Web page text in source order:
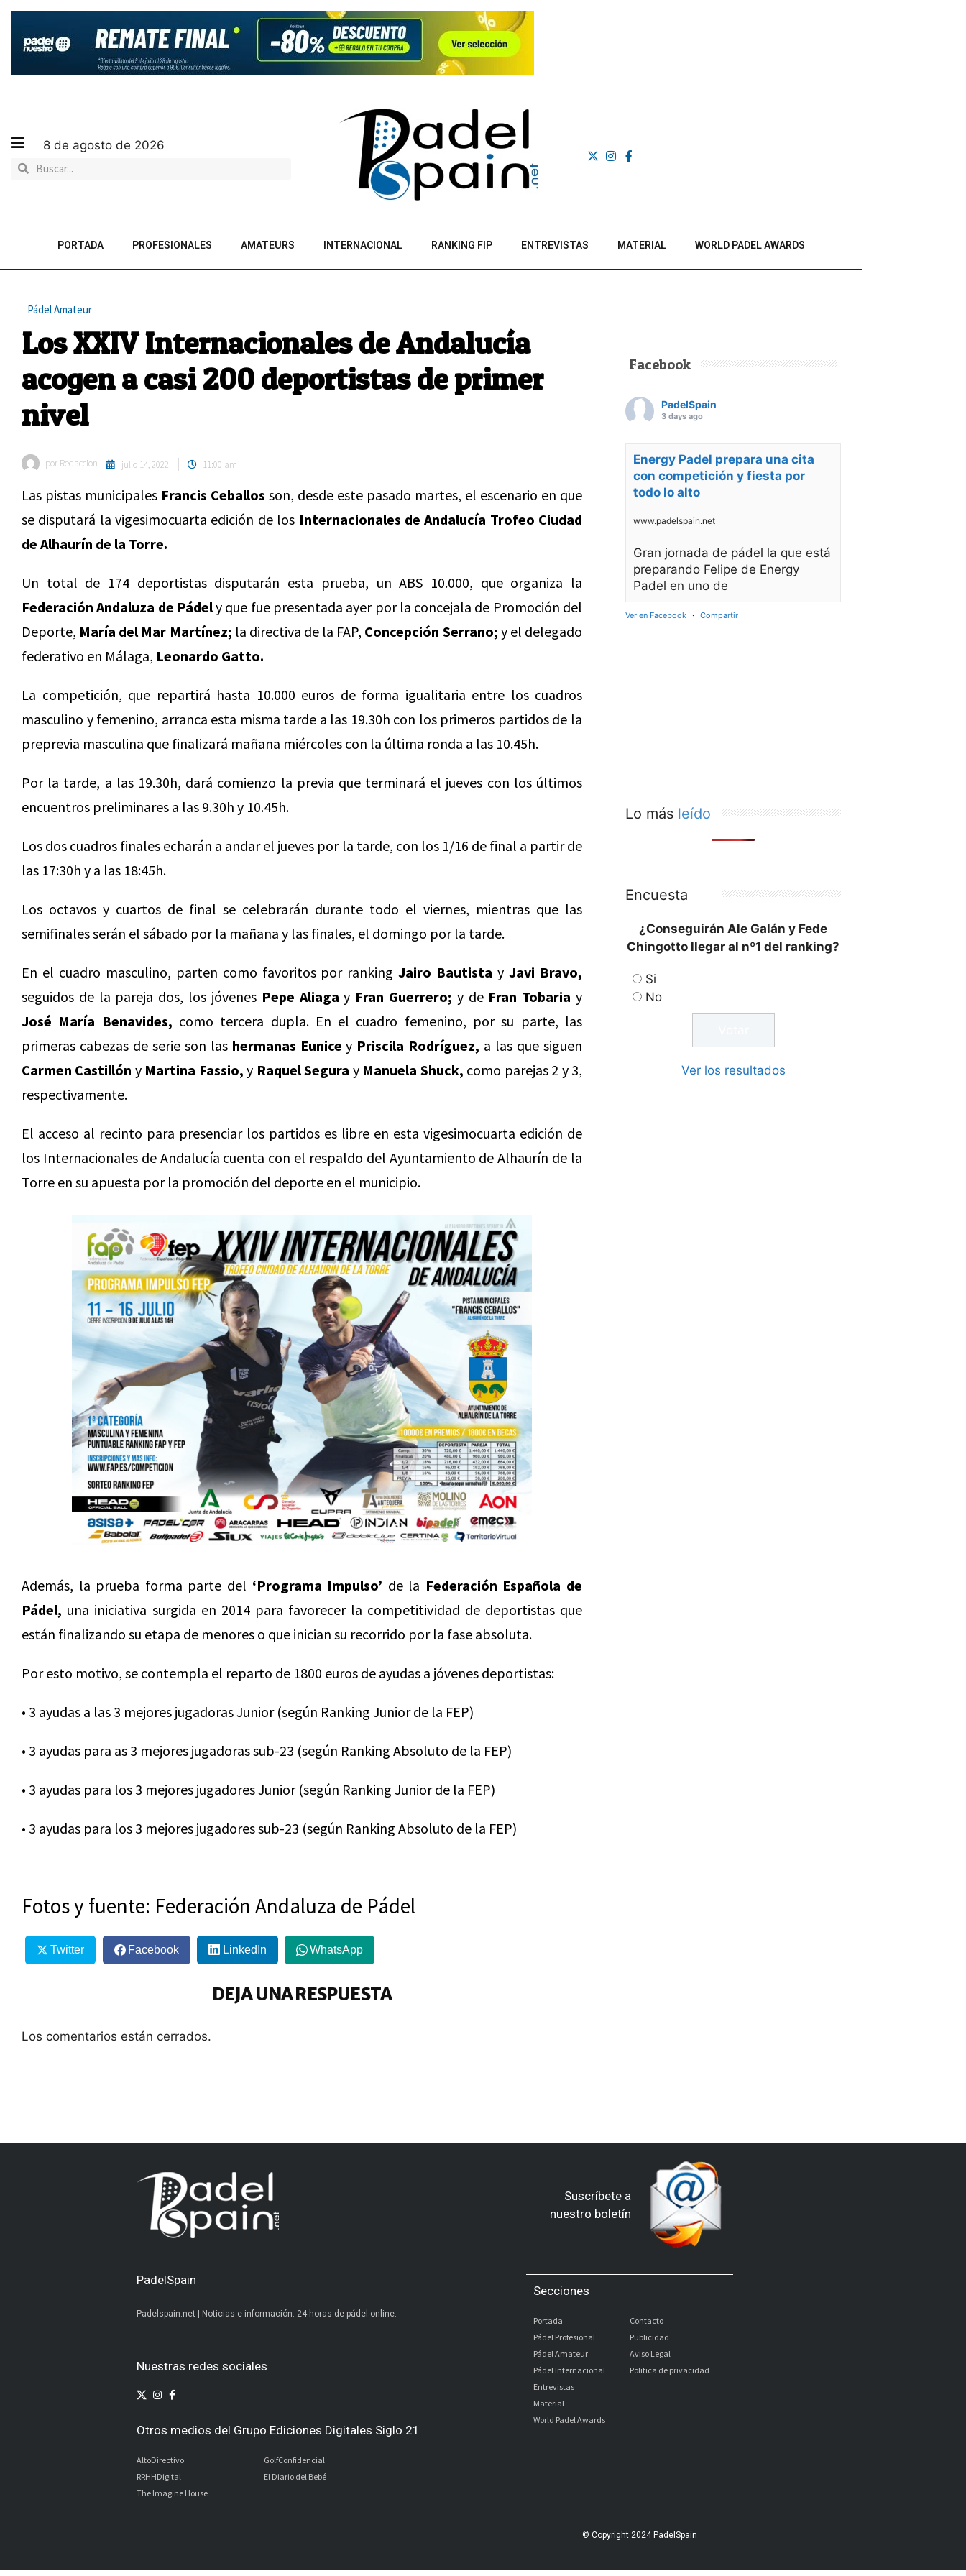
8 de agosto de 2026
PORTADA PROFESIONALES AMATEURS INTERNACIONAL RANKING FIP ENTREVISTAS MATERIAL WORLD PADEL AWARDS
Pádel Amateur
Los XXIV Internacionales de Andalucía
acogen a casi 200 deportistas de primer
nivel
por Redaccion julio 14, 2022 11:00 am
Las pistas municipales Francis Ceballos son, desde este pasado martes, el escenario en que
se disputará la vigesimocuarta edición de los Internacionales de Andalucía Trofeo Ciudad
de Alhaurín de la Torre.
Un total de 174 deportistas disputarán esta prueba, un ABS 10.000, que organiza la
Federación Andaluza de Pádely que fue presentada ayer por la concejala de Promoción del
Deporte, María del Mar Martínez; la directiva de la FAP, Concepción Serrano; y el delegado
federativo en Málaga, Leonardo Gatto.
La competición, que repartirá hasta 10.000 euros de forma igualitaria entre los cuadros
masculino y femenino, arranca esta misma tarde a las 19.30h con los primeros partidos de la
preprevia masculina que finalizará mañana miércoles con la última ronda a las 10.45h.
Por la tarde, a las 19.30h, dará comienzo la previa que terminará el jueves con los últimos
encuentros preliminares a las 9.30h y 10.45h.
Los dos cuadros finales echarán a andar el jueves por la tarde, con los 1/16 de final a partir de
las 17:30h y a las 18:45h.
Los octavos y cuartos de final se celebrarán durante todo el viernes, mientras que las
semifinales serán el sábado por la mañana y las finales, el domingo por la tarde.
En el cuadro masculino, parten como favoritos por rankingJairo Bautista yJavi Bravo,
seguidos de la pareja dos, los jóvenes Pepe Aliaga y Fran Guerrero; y de Fran Tobaria y
José María Benavides, como tercera dupla. En el cuadro femenino, por su parte, las
primeras cabezas de serie son las hermanas Eunice y Priscila Rodríguez, a las que siguen
Carmen Castillón y Martina Fassio, y Raquel Segura y Manuela Shuck, como parejas 2 y 3,
respectivamente.
El acceso al recinto para presenciar los partidos es libre en esta vigesimocuarta edición de
los Internacionales de Andalucía cuenta con el respaldo del Ayuntamiento de Alhaurín de la
Torre en su apuesta por la promoción del deporte en el municipio.
Además, la prueba forma parte del ‘Programa Impulso’ de la Federación Española de
Pádel, una iniciativa surgida en 2014 para favorecer la competitividad de deportistas que
están finalizando su etapa de menores o que inician su recorrido por la fase absoluta.
Por esto motivo, se contempla el reparto de 1800 euros de ayudas a jóvenes deportistas:
• 3 ayudas a las 3 mejores jugadoras Junior (según Ranking Junior de la FEP)
• 3 ayudas para as 3 mejores jugadoras sub-23 (según Ranking Absoluto de la FEP)
• 3 ayudas para los 3 mejores jugadores Junior (según Ranking Junior de la FEP)
• 3 ayudas para los 3 mejores jugadores sub-23 (según Ranking Absoluto de la FEP)
Fotos y fuente: Federación Andaluza de Pádel
Twitter Facebook LinkedIn WhatsApp
DEJA UNA RESPUESTA
Los comentarios están cerrados.
Facebook
PadelSpain
3 days ago
Energy Padel prepara una cita
con competición y fiesta por
todo lo alto
www.padelspain.net
Gran jornada de pádel la que está
preparando Felipe de Energy
Padel en uno de
Ver en Facebook · Compartir
Lo más leído
Encuesta
¿Conseguirán Ale Galán y Fede
Chingotto llegar al nº1 del ranking?
Si
No
Ver los resultados
Suscríbete a
nuestro boletín
PadelSpain
Padelspain.net | Noticias e información. 24 horas de pádel online.
Nuestras redes sociales
Otros medios del Grupo Ediciones Digitales Siglo 21
AltoDirectivo
RRHHDigital
The Imagine House
GolfConfidencial
El Diario del Bebé
Secciones
Portada
Pádel Profesional
Pádel Amateur
Pádel Internacional
Entrevistas
Material
World Padel Awards
Contacto
Publicidad
Aviso Legal
Politica de privacidad
© Copyright 2024 PadelSpain